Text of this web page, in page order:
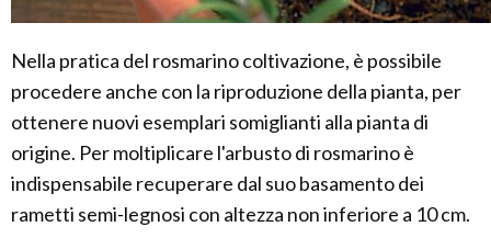
Nella pratica del rosmarino coltivazione, è possibile
procedere anche con la riproduzione della pianta, per
ottenere nuovi esemplari somiglianti alla pianta di
origine. Per moltiplicare l'arbusto di rosmarino è
indispensabile recuperare dal suo basamento dei
rametti semi-legnosi con altezza non inferiore a 10 cm.